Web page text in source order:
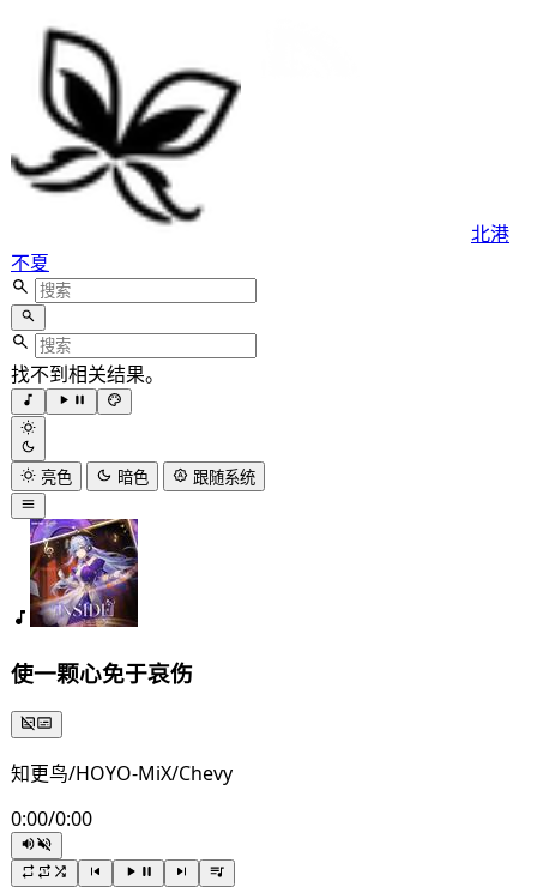
北港
不夏
找不到相关结果。
亮色 暗色 跟随系统
使一颗心免于哀伤
知更鸟/HOYO-MiX/Chevy
0:00/0:00